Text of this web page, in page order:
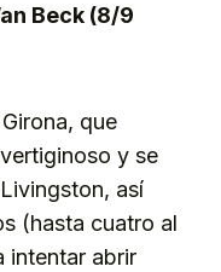
Beck (8/9
que
y se
así
(hasta cuatro al
intentar abrir